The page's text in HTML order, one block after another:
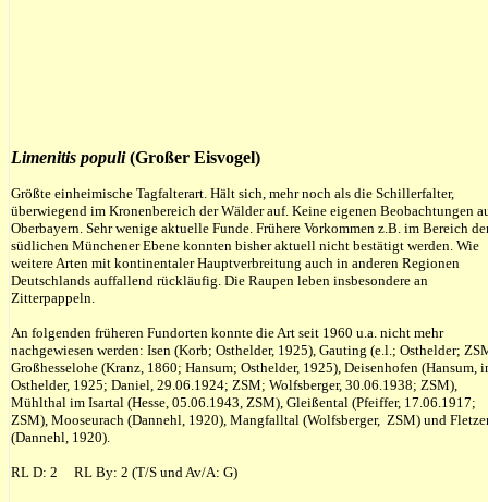
Limenitis populi(Großer Eisvogel)
Größte einheimische Tagfalterart. Hält sich, mehr noch als die Schillerfalter,
überwiegend im Kronenbereich der Wälder auf. Keine eigenen Beobachtungen
Oberbayern. Sehr wenige aktuelle Funde. Frühere Vorkommen z.B. im Bereich
südlichen Münchener Ebene konnten bisher aktuell nicht bestätigt werden. Wie
weitere Arten mit kontinentaler Hauptverbreitung auch in anderen Regionen
Deutschlands auffallend rückläufig. Die Raupen leben insbesondere an
Zitterpappeln.
An folgenden früheren Fundorten konnte die Art seit 1960 u.a. nicht mehr
nachgewiesen werden: Isen (Korb; Osthelder, 1925), Gauting (e.l.; Osthelder;
Großhesselohe (Kranz, 1860; Hansum; Osthelder, 1925), Deisenhofen (Hansum,
Osthelder, 1925; Daniel, 29.06.1924; ZSM; Wolfsberger, 30.06.1938; ZSM),
Mühlthal im Isartal (Hesse, 05.06.1943, ZSM), Gleißental (Pfeiffer, 17.06.1917;
ZSM), Mooseurach (Dannehl, 1920), Mangfalltal (Wolfsberger, ZSM) und
(Dannehl, 1920).
RL D: 2 RL By: 2 (T/S und Av/A: G)